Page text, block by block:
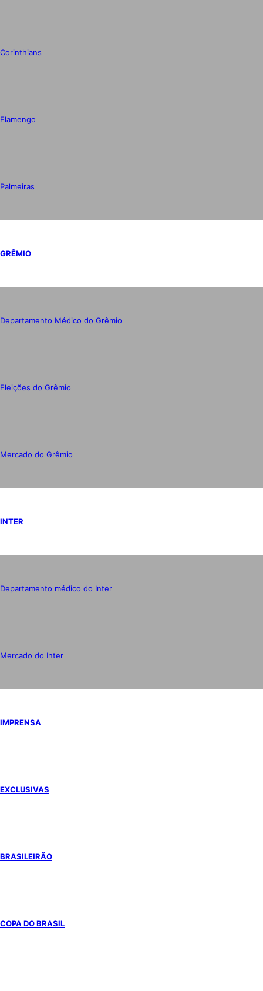
Corinthians
Flamengo
Palmeiras
GRÊMIO
Departamento Médico do Grêmio
Eleições do Grêmio
Mercado do Grêmio
INTER
Departamento médico do Inter
Mercado do Inter
IMPRENSA
EXCLUSIVAS
BRASILEIRÃO
COPA DO BRASIL